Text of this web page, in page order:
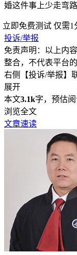
婚这件事上少走弯
立即免费测试 仅需1
投诉/举报
免责声明：以上内
整合，不代表平台
右侧【投诉/举报】
展开
本文3.1k字，预估
浏览全文
文章速读